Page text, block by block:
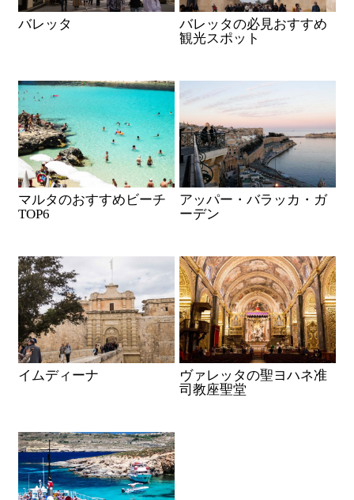
バレッタ
バレッタの必見おすすめ
観光スポット
マルタのおすすめビーチ
TOP6
アッパー・バラッカ・ガ
ーデン
イムディーナ
ヴァレッタの聖ヨハネ准
司教座聖堂